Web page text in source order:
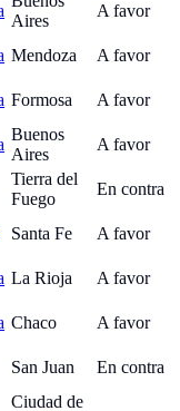
Aires
A favor
Mendoza
A favor
Formosa
A favor
Buenos
Aires
A favor
Tierra del
Fuego
En contra
Santa Fe A favor
La Rioja
A favor
Chaco A favor
San Juan En contra
Ciudad de